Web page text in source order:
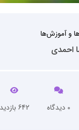
و آموزش‌ها
احمدی
0 دیدگاه 642 بازدید